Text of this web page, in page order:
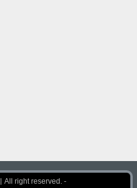
All right reserved. -